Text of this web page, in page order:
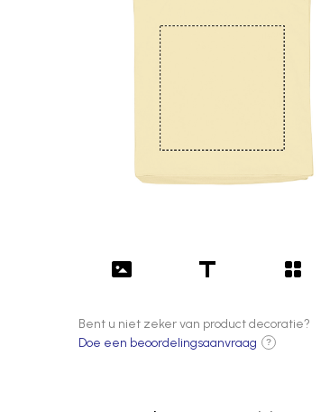
Bent u niet zeker van product decoratie?
Doe een beoordelingsaanvraag
?